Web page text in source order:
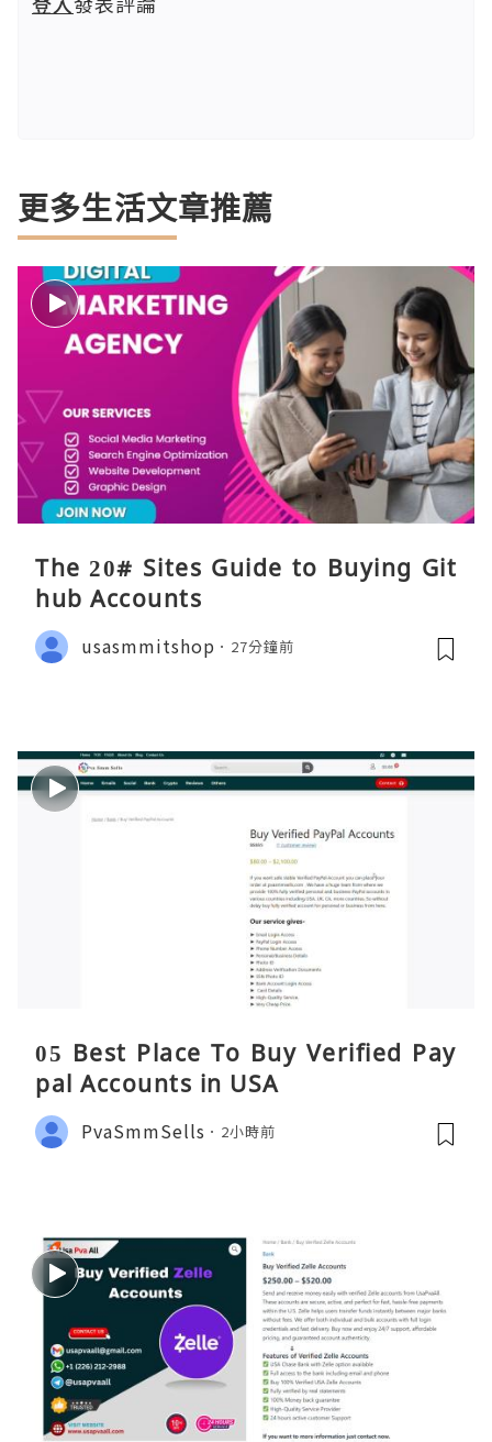
更多生活文章推薦
The 20# Sites Guide to Buying Git
hub Accounts
usasmmitshop 27分鐘前
05 Best Place To Buy Verified Pay
pal Accounts in USA
PvaSmmSells 2小時前